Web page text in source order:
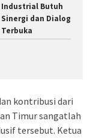
Industrial Butuh
Sinergi dan Dialog
Terbuka
kontribusi dari
Timur sangatlah
tersebut. Ketua